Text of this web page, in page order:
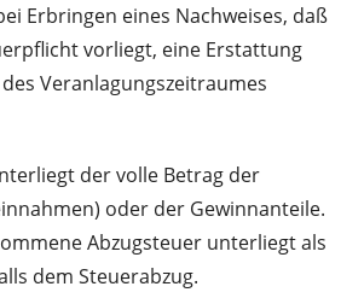
Erbringen eines Nachweises, daß
vorliegt, eine Erstattung
Veranlagungszeitraumes
der volle Betrag der
oder der Gewinnanteile.
Abzugsteuer unterliegt als
dem Steuerabzug.